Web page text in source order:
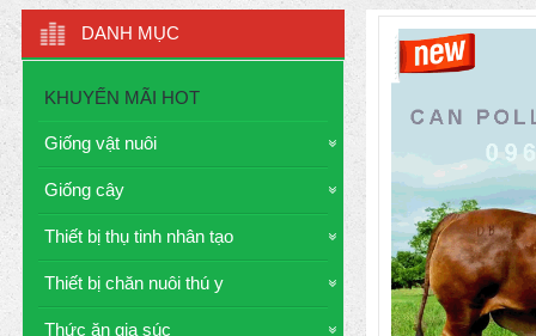
DANH MỤC
KHUYẾN MÃI HOT
Giống vật nuôi
Giống cây
Thiết bị thụ tinh nhân tạo
Thiết bị chăn nuôi thú y
Thức ăn gia súc